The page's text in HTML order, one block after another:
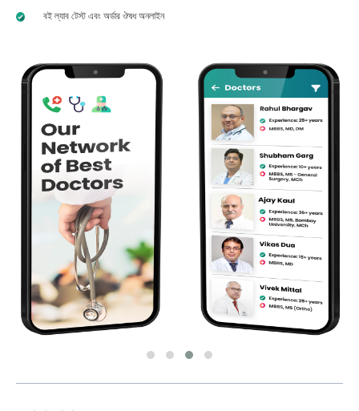
বই ল্যাব টেস্ট এবং অর্ডার ঔষধ অনলাইন